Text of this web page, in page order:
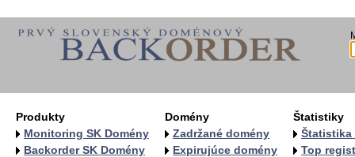
Produkty
Monitoring SK Domény
Backorder SK Domény
Domény
Zadržané domény
Expirujúce domény
Štatistiky
Štatistika
Top